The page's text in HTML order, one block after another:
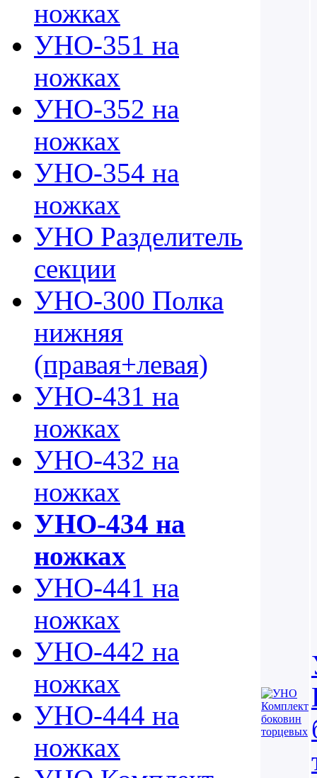
ножках
УНО-351 на
ножках
УНО-352 на
ножках
УНО-354 на
ножках
УНО Разделитель
секции
УНО-300 Полка
нижняя
(правая+левая)
УНО-431 на
ножках
УНО-432 на
ножках
УНО-434 на
ножках
УНО-441 на
ножках
УНО-442 на
ножках
УНО-444 на
ножках